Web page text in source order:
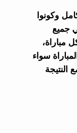
وكونوا
جميع
مباراة،
سواء
النتيجة